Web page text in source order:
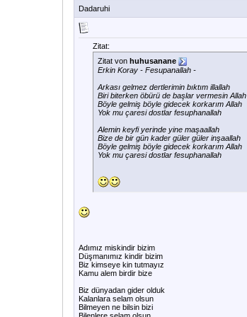
Dadaruhi
Zitat:
Zitat von huhusanane
Erkin Koray - Fesupanallah -
Arkası gelmez dertlerimin bıktım illallah
Biri biterken öbürü de başlar vermesin Allah
Böyle gelmiş böyle gidecek korkarım Allah
Yok mu çaresi dostlar fesuphanallah
Alemin keyfi yerinde yine maşaallah
Bize de bir gün kader güler güler inşaallah
Böyle gelmiş böyle gidecek korkarım Allah
Yok mu çaresi dostlar fesuphanallah
Adımız miskindir bizim
Düşmanımız kindir bizim
Biz kimseye kin tutmayız
Kamu alem birdir bize
Biz dünyadan gider olduk
Kalanlara selam olsun
Bilmeyen ne bilsin bizi